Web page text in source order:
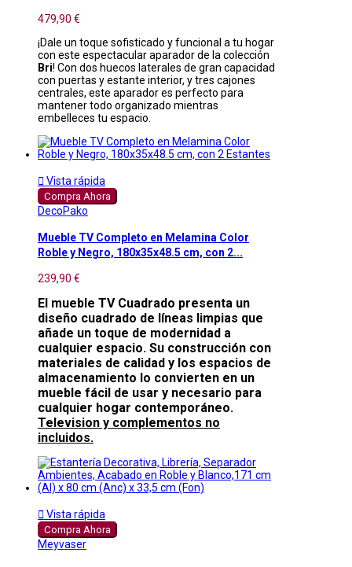
479,90 €
¡Dale un toque sofisticado y funcional a tu hogar
con este espectacular aparador de la colección
Bri! Con dos huecos laterales de gran capacidad
con puertas y estante interior, y tres cajones
centrales, este aparador es perfecto para
mantener todo organizado mientras
embelleces tu espacio.
 Vista rápida
Compra Ahora
DecoPako
Mueble TV Completo en Melamina Color
Roble y Negro, 180x35x48.5 cm, con 2...
239,90 €
El mueble TV Cuadrado presenta un
diseño cuadrado de líneas limpias que
añade un toque de modernidad a
cualquier espacio. Su construcción con
materiales de calidad y los espacios de
almacenamiento lo convierten en un
mueble fácil de usar y necesario para
cualquier hogar contemporáneo.
Television y complementos no
incluidos.
 Vista rápida
Compra Ahora
Meyvaser